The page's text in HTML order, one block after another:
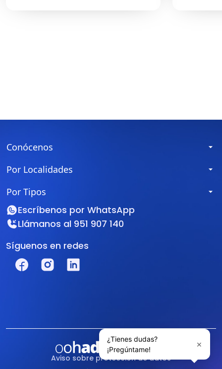
Conócenos
Por Localidades
Por Tipos
Escríbenos por WhatsApp
Llámanos al 951 907 140
Síguenos en redes
Aviso sobre protección de datos